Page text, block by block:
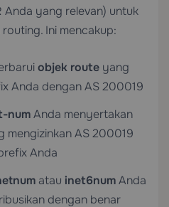
Anda yang relevan) untuk
Ini mencakup:
objek route yang
Anda dengan AS 200019
numAnda menyertakan
mengizinkan AS 200019
Anda
atau inet6numAnda
dengan benar